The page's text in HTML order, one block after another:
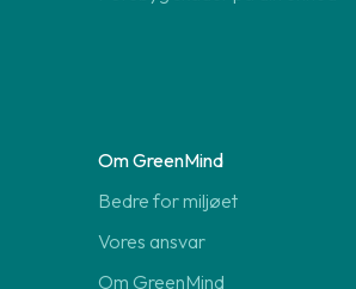
Om GreenMind
Bedre for miljøet
Vores ansvar
Om GreenMind